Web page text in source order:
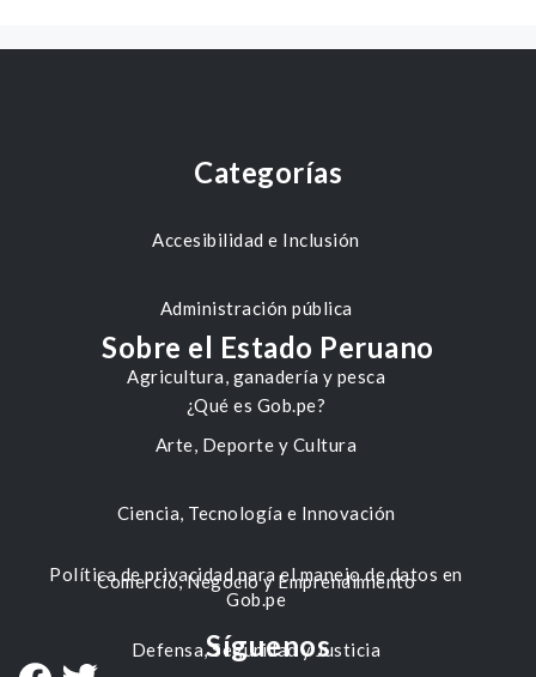
Categorías
Accesibilidad e Inclusión
Administración pública
Agricultura, ganadería y pesca
Arte, Deporte y Cultura
Ciencia, Tecnología e Innovación
Comercio, Negocio y Emprendimiento
Defensa, Seguridad y Justicia
Sobre el Estado Peruano
¿Qué es Gob.pe?
Política de privacidad para el manejo de datos en
Gob.pe
Síguenos